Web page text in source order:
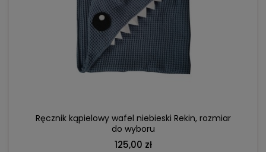
Ręcznik kąpielowy wafel niebieski Rekin, rozmiar
do wyboru
125,00 zł
DO KOSZYKA